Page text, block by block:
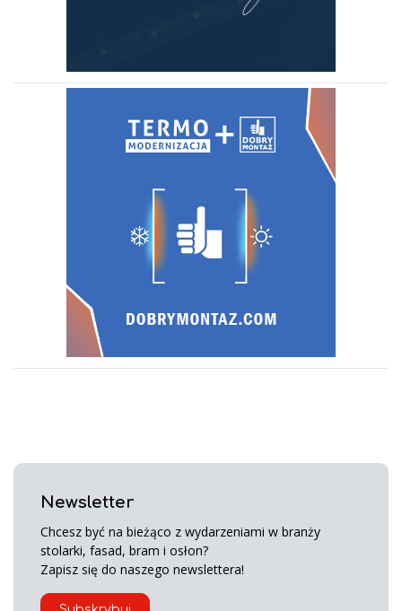
Newsletter
Chcesz być na bieżąco z wydarzeniami w branży
stolarki, fasad, bram i osłon?
Zapisz się do naszego newslettera!